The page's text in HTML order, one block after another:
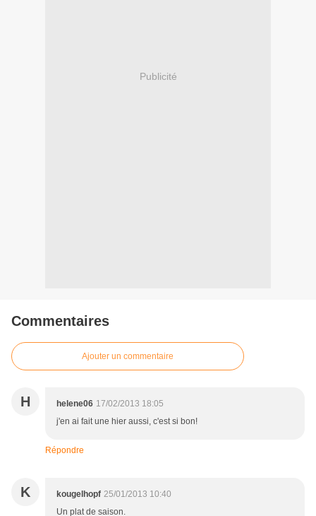
Publicité
Commentaires
Ajouter un commentaire
H helene06 17/02/2013 18:05
j'en ai fait une hier aussi, c'est si bon!
Répondre
K kougelhopf 25/01/2013 10:40
Un plat de saison.